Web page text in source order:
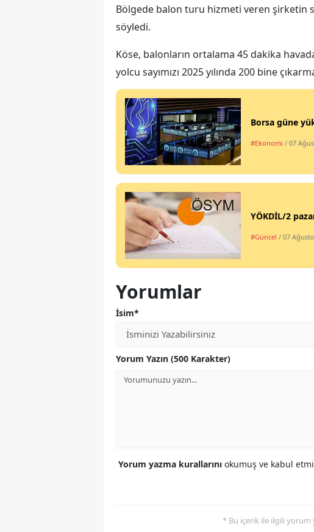
Bölgede balon turu hizmeti veren şirketin
söyledi.
Köse, balonların ortalama 45 dakika
yolcu sayımızı 2025 yılında 200 bine
Borsa güne
#Ekonomi / 07
YÖKDİL/2
#Güncel / 07
Yorumlar
İsim*
Yorum Yazın (500 Karakter)
Yorum yazma kurallarını okumuş ve kabul etmiş
* Bu içerik ile ilgili yorum